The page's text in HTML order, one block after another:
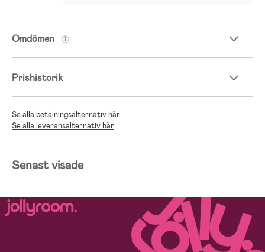
Omdömen
Prishistorik
Se alla betalningsalternativ här
Se alla leveransalternativ här
Senast visade